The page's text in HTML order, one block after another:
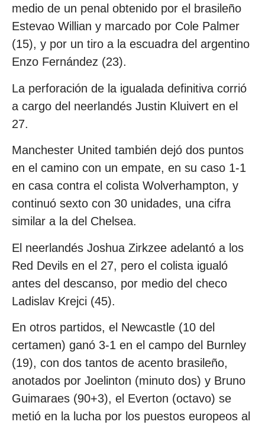
medio de un penal obtenido por el brasileño
Estevao Willian y marcado por Cole Palmer
(15), y por un tiro a la escuadra del argentino
Enzo Fernández (23).
La perforación de la igualada definitiva corrió
a cargo del neerlandés Justin Kluivert en el
27.
Manchester United también dejó dos puntos
en el camino con un empate, en su caso 1-1
en casa contra el colista Wolverhampton, y
continuó sexto con 30 unidades, una cifra
similar a la del Chelsea.
El neerlandés Joshua Zirkzee adelantó a los
Red Devils en el 27, pero el colista igualó
antes del descanso, por medio del checo
Ladislav Krejci (45).
En otros partidos, el Newcastle (10 del
certamen) ganó 3-1 en el campo del Burnley
(19), con dos tantos de acento brasileño,
anotados por Joelinton (minuto dos) y Bruno
Guimaraes (90+3), el Everton (octavo) se
metió en la lucha por los puestos europeos al